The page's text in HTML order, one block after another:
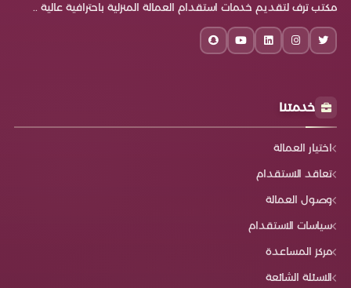
مكتب ترف لتقديم خدمات استقدام العمالة المنزلية باحترافية عالية ..
خدمتنا
اختيار العمالة
تعاقد الاستقدام
وصول العمالة
سياسات الاستقدام
مركز المساعدة
الاسئلة الشائعة